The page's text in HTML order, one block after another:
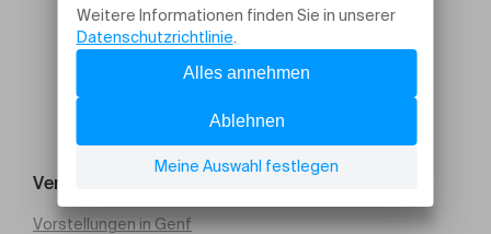
Veranstaltung suchen
Vorstellungen in Genf